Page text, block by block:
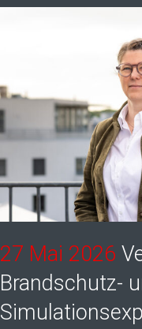
27 Mai 2026
Brandschutz-